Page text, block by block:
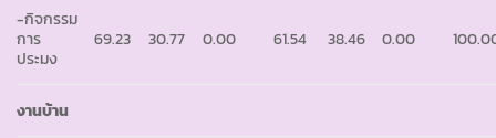
-กิจกรรม
การ
ประมง
69.23 30.77 0.00 61.54 38.46 0.00
งานบ้าน